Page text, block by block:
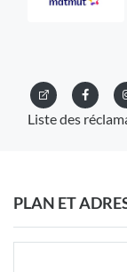
Liste des
PLAN ET